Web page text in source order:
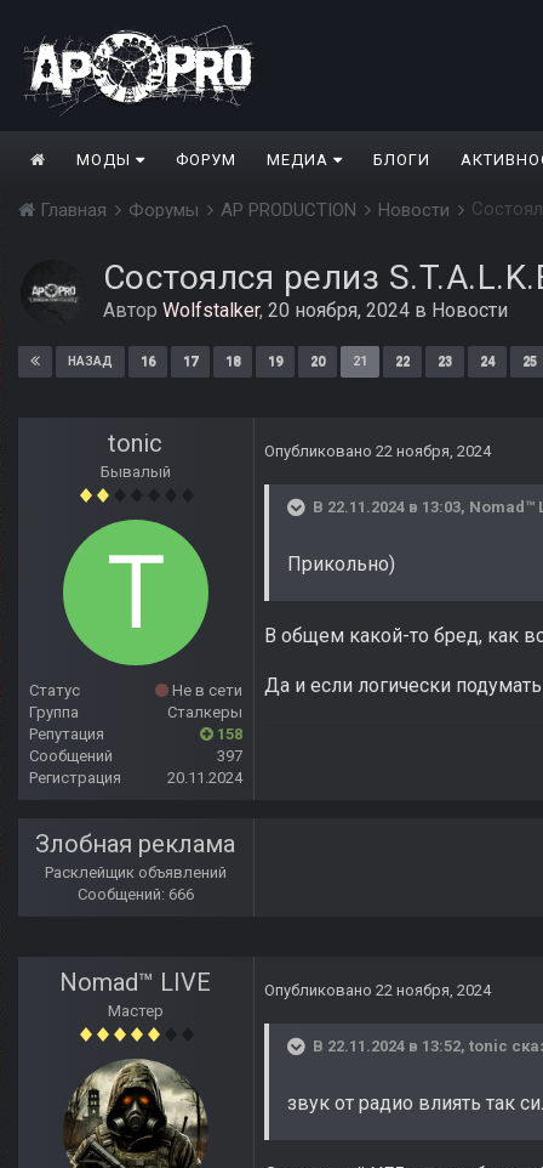
МОДЫ ФОРУМ МЕДИА БЛОГИ
Главная Форумы AP PRODUCTION Новости
Состоялся релиз
Автор Wolfstalker, 20 ноября, 2024 в Новости
НАЗАД 16 17 18 19 20 21 22 23 24 25
tonic
Бывалый
Статус
Не в сети
Группа
Сталкеры
Репутация
158
Сообщений
397
Регистрация
20.11.2024
Опубликовано 22 ноября, 2024
В 22.11.2024 в 13:03, Nomad™
Прикольно)
В общем какой-то бред, как
Да и если логически
Злобная реклама
Расклейщик объявлений
Сообщений: 666
Nomad™ LIVE
Мастер
Опубликовано 22 ноября, 2024
В 22.11.2024 в 13:52, tonic
звук от радио влиять так